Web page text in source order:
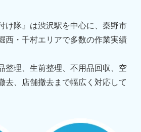
け隊』は渋沢駅を中心に、秦野市
西・千村エリアで多数の作業実績
整理、生前整理、不用品回収、空
去、店舗撤去まで幅広く対応して